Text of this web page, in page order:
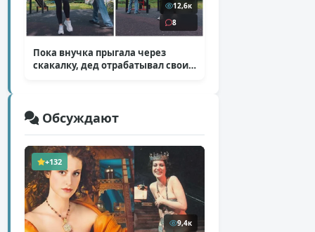
12,6к
8
Пока внучка прыгала через
скакалку, дед отрабатывал свои
Обсуждают
+132
9,4к